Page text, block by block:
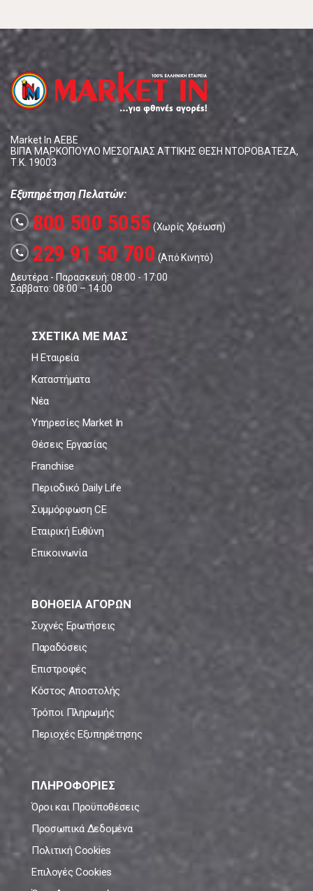
Market In ΑΕΒΕ
ΒΙΠΑ ΜΑΡΚΟΠΟΥΛΟ ΜΕΣΟΓΑΙΑΣ ΑΤΤΙΚΗΣ ΘΕΣΗ ΝΤΟΡΟΒΑΤΕΖΑ,
Τ.Κ. 19003
Εξυπηρέτηση Πελατών:
call 800 500 5055(Χωρίς Χρέωση)
call 229 91 50 700 (Από Κινητό)
Δευτέρα - Παρασκευή: 08:00 - 17:00
Σάββατο: 08:00 – 14:00
ΣΧΕΤΙΚΑ ΜΕ ΜΑΣ
Η Εταιρεία
Καταστήματα
Νέα
Υπηρεσίες Market In
Θέσεις Εργασίας
Franchise
Περιοδικό Daily Life
Συμμόρφωση CE
Εταιρική Ευθύνη
Επικοινωνία
ΒΟΗΘΕΙΑ ΑΓΟΡΩΝ
Συχνές Ερωτήσεις
Παραδόσεις
Επιστροφές
Κόστος Αποστολής
Τρόποι Πληρωμής
Περιοχές Εξυπηρέτησης
ΠΛΗΡΟΦΟΡΙΕΣ
Όροι και Προϋποθέσεις
Προσωπικά Δεδομένα
Πολιτική Cookies
Επιλογές Cookies